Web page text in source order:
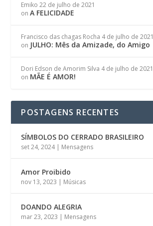
Emiko 22 de julho de 2021
onA FELICIDADE
Francisco das chagas Rocha 4 de julho de 2021
on JULHO: Mês da Amizade, do Amigo
Dori Edson de Amorim Silva 4 de julho de 2021
on MÃE É AMOR!
POSTAGENS RECENTES
SÍMBOLOS DO CERRADO BRASILEIRO
set 24, 2024| Mensagens
Amor Proibido
nov 13, 2023 | Músicas
DOANDO ALEGRIA
mar 23, 2023 | Mensagens